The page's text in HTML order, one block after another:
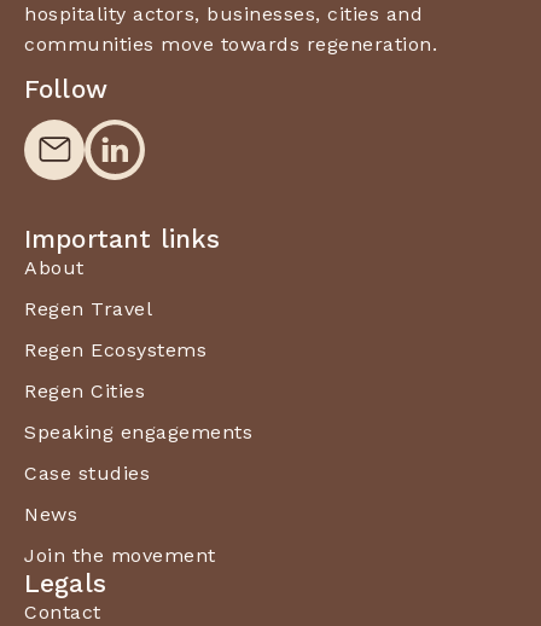
hospitality actors, businesses, cities and
communities move towards regeneration.
Follow
Important links
About
Regen Travel
Regen Ecosystems
Regen Cities
Speaking engagements
Case studies
News
Join the movement
Legals
Contact